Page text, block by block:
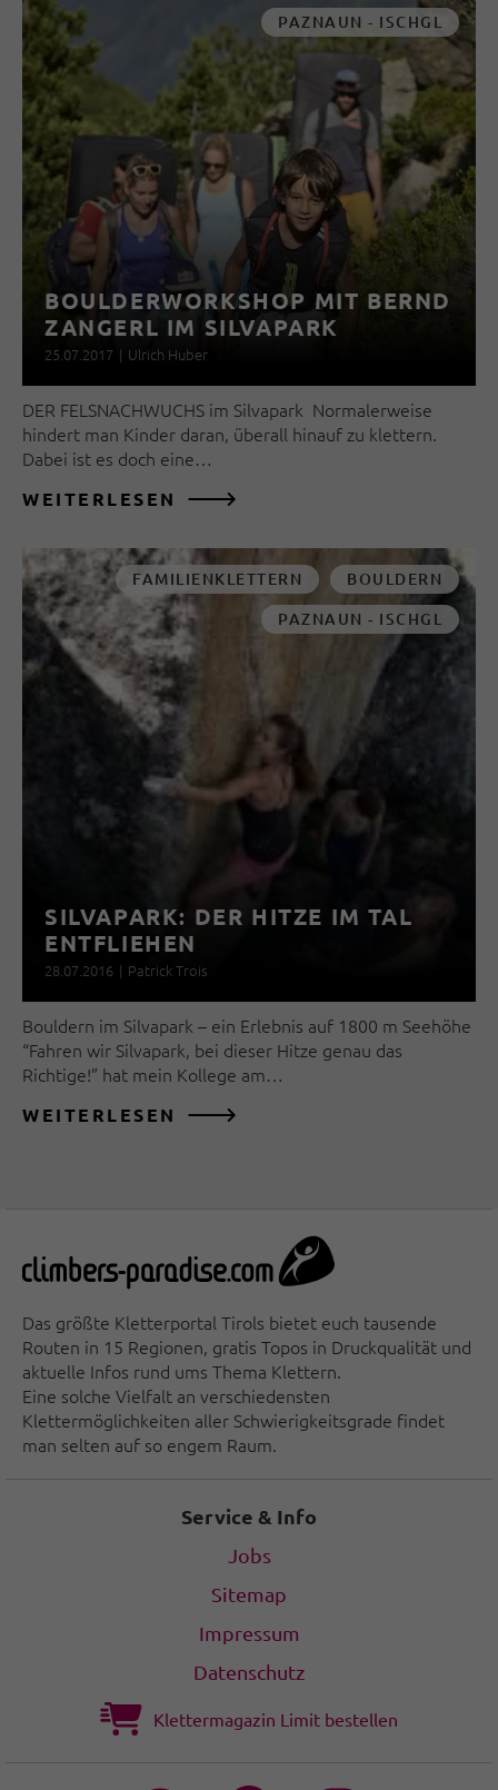
PAZNAUN - ISCHGL
BOULDERWORKSHOP MIT BERND
ZANGERL IM SILVAPARK
25.07.2017 | Ulrich Huber
DER FELSNACHWUCHS im Silvapark Normalerweise
hindert man Kinder daran, überall hinauf zu klettern.
Dabei ist es doch eine…
WEITERLESEN
FAMILIENKLETTERN
BOULDERN
PAZNAUN - ISCHGL
SILVAPARK: DER HITZE IM TAL
ENTFLIEHEN
28.07.2016 | Patrick Trois
Bouldern im Silvapark – ein Erlebnis auf 1800 m Seehöhe
“Fahren wir Silvapark, bei dieser Hitze genau das
Richtige!” hat mein Kollege am…
WEITERLESEN
Das größte Kletterportal Tirols bietet euch tausende
Routen in 15 Regionen, gratis Topos in Druckqualität und
aktuelle Infos rund ums Thema Klettern.
Eine solche Vielfalt an verschiedensten
Klettermöglichkeiten aller Schwierigkeitsgrade findet
man selten auf so engem Raum.
Service & Info
Jobs
Sitemap
Impressum
Datenschutz
Klettermagazin Limit bestellen